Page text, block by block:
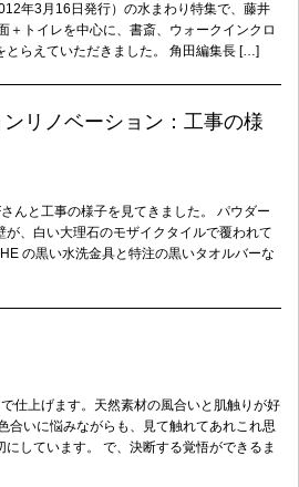
年3月16日発行）の水まわり特集で、藤井
＋トイレを中心に、書斎、ウォークインクロ
とらえていただきました。 角田編集長 […]
リノベーション：工事の様
んと工事の様子を見てきました。 パウダー
が、白い大理石のモザイクタイルで覆われて
の黒い水洗金具と特注の黒いタオルバーな
仕上げます。天然素材の風合いと肌触りが好
合いに悩みながらも、見て触れてあれこれ思
しています。 で、決断する覚悟ができるま